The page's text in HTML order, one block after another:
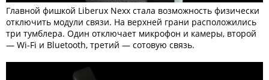
Главной фишкой Liberux Nexx стала возможность физически
отключить модули связи. На верхней грани расположились
три тумблера. Один отключает микрофон и камеры, второй
— Wi-Fi и Bluetooth, третий — сотовую связь.